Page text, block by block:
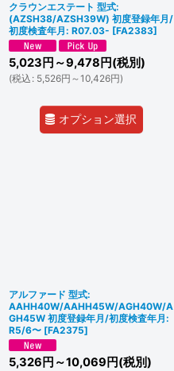
クラウンエステート 型式:
(AZSH38/AZSH39W) 初度登録年月/
初度検査年月: R07.03- [FA2383]
5,023 円 ～9,478 円(税別)
(税込 : 5,526円 ～10,426円)
オプション選択
アルファード 型式:
AAHH40W/AAHH45W/AGH40W/A
GH45W 初度登録年月/初度検査年月:
R5/6〜 [FA2375]
5,326 円 ～10,069 円(税別)